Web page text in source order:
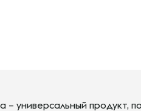
– универсальный продукт,